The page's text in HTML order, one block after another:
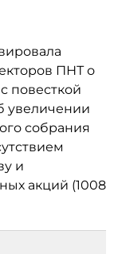
ПНТ о
повесткой
увеличении
собрания
и
акций (1008